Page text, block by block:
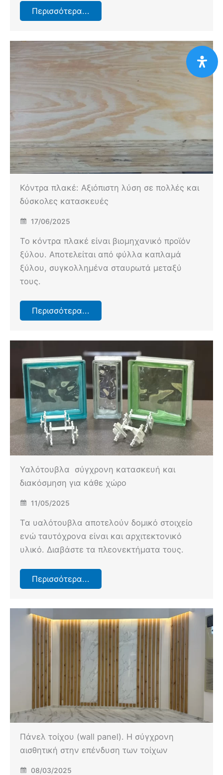
Περισσότερα...
Κόντρα πλακέ: Αξιόπιστη λύση σε πολλές και
δύσκολες κατασκευές
17/06/2025
Το κόντρα πλακέ είναι βιομηχανικό προϊόν
ξύλου. Αποτελείται από φύλλα καπλαμά
ξύλου, συγκολλημένα σταυρωτά μεταξύ
τους.
Περισσότερα...
Υαλότουβλα σύγχρονη κατασκευή και
διακόσμηση για κάθε χώρο
11/05/2025
Τα υαλότουβλα αποτελούν δομικό στοιχείο
ενώ ταυτόχρονα είναι και αρχιτεκτονικό
υλικό. Διαβάστε τα πλεονεκτήματα τους.
Περισσότερα...
Πάνελ τοίχου (wall panel). Η σύγχρονη
αισθητική στην επένδυση των τοίχων
08/03/2025